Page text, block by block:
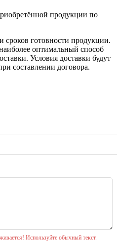
продукции по
сроков готовности продукции.
оптимальный способ
Условия доставки будут
составлении договора.
Используйте обычный текст.